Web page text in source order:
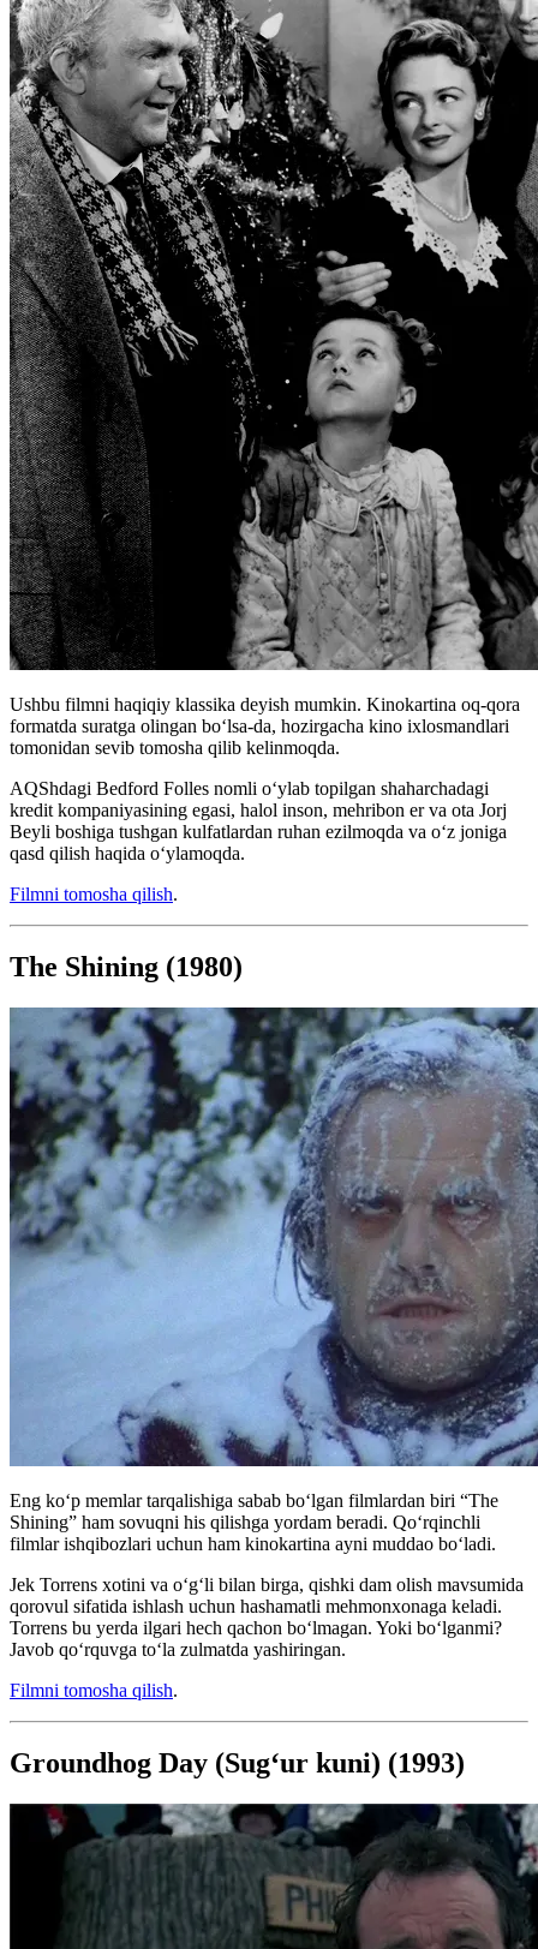
Ushbu filmni haqiqiy klassika deyish mumkin. Kinokartina oq-qora
formatda suratga olingan boʻlsa-da, hozirgacha kino ixlosmandlari
tomonidan sevib tomosha qilib kelinmoqda.
AQShdagi Bedford Folles nomli oʻylab topilgan shaharchadagi
kredit kompaniyasining egasi, halol inson, mehribon er va ota Jorj
Beyli boshiga tushgan kulfatlardan ruhan ezilmoqda va o‘z joniga
qasd qilish haqida oʻylamoqda.
Filmni tomosha qilish.
The Shining (1980)
Eng koʻp memlar tarqalishiga sabab boʻlgan filmlardan biri “The
Shining” ham sovuqni his qilishga yordam beradi. Qoʻrqinchli
filmlar ishqibozlari uchun ham kinokartina ayni muddao boʻladi.
Jek Torrens xotini va o‘g‘li bilan birga, qishki dam olish mavsumida
qorovul sifatida ishlash uchun hashamatli mehmonxonaga keladi.
Torrens bu yerda ilgari hech qachon bo‘lmagan. Yoki boʻlganmi?
Javob qoʻrquvga toʻla zulmatda yashiringan.
Filmni tomosha qilish.
Groundhog Day (Sugʻur kuni) (1993)